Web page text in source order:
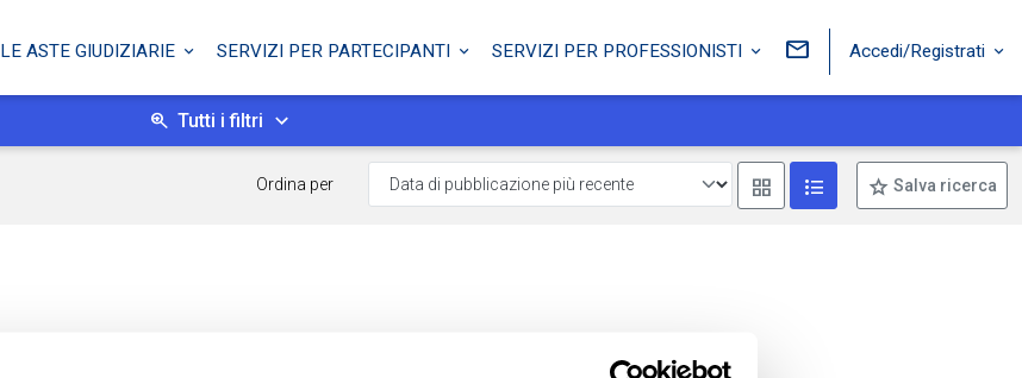
LE ASTE GIUDIZIARIE SERVIZI PER PARTECIPANTI SERVIZI PER PROFESSIONISTI Accedi/Registrati
Tutti i filtri
Ordina per Mostra come box
Mostra come lista
Salva ricerca